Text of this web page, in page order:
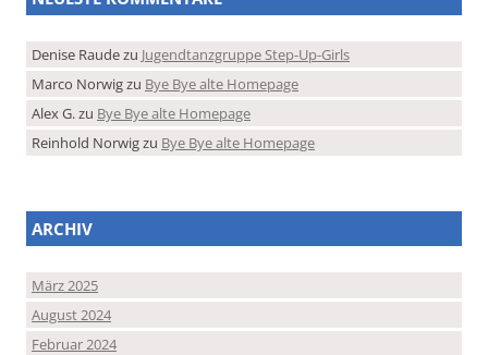
Denise Raudezu Jugendtanzgruppe Step-Up-Girls
Marco Norwigzu Bye Bye alte Homepage
Alex G.zu Bye Bye alte Homepage
Reinhold Norwigzu Bye Bye alte Homepage
ARCHIV
März 2025
August 2024
Februar 2024